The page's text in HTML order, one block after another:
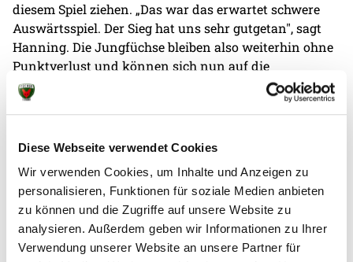
Diese Webseite verwendet Cookies
Wir verwenden Cookies, um Inhalte und Anzeigen zu
personalisieren, Funktionen für soziale Medien anbieten
zu können und die Zugriffe auf unsere Website zu
analysieren. Außerdem geben wir Informationen zu Ihrer
Verwendung unserer Website an unsere Partner für
diesem Spiel ziehen. „Das war das erwartet schwere
Auswärtsspiel. Der Sieg hat uns sehr gutgetan", sagt
Hanning. Die Jungfüchse bleiben also weiterhin ohne
Punktverlust und können sich nun auf die
kommenden Aufgaben konzentrieren. Das nächste
Spiel findet in einer Woche am Samstag statt. Dort
ran.